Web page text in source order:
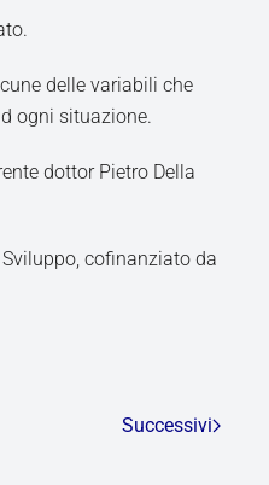
delle variabili che
ogni situazione.
dottor Pietro Della
cofinanziato da
Successivi